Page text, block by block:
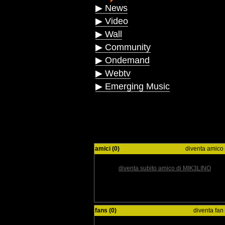
▶ News
▶ Video
▶ Wall
▶ Community
▶ Ondemand
▶ Webtv
▶ Emerging Music
amici (0) diventa amico
diventa subito amico di MIK3LINO
fans (0) diventa fan